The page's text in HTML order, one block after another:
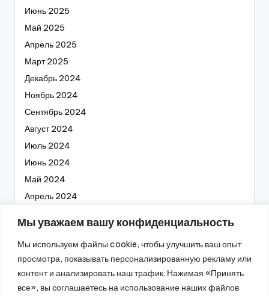
Мы уважаем вашу конфиденциальность
Мы используем файлы cookie, чтобы улучшить ваш опыт
просмотра, показывать персонализированную рекламу или
контент и анализировать наш трафик. Нажимая «Принять
все», вы соглашаетесь на использование наших файлов
Июнь 2025
Май 2025
Апрель 2025
Март 2025
Декабрь 2024
Ноябрь 2024
Сентябрь 2024
Август 2024
Июль 2024
Июнь 2024
Май 2024
Апрель 2024
Февраль 2024
Январь 2024
Декабрь 2023